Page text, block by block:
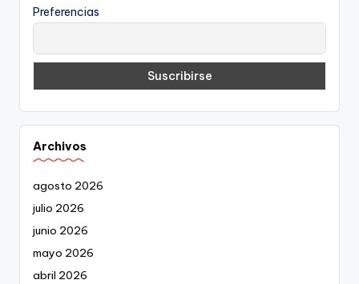
Preferencias
Archivos
agosto 2026
julio 2026
junio 2026
mayo 2026
abril 2026